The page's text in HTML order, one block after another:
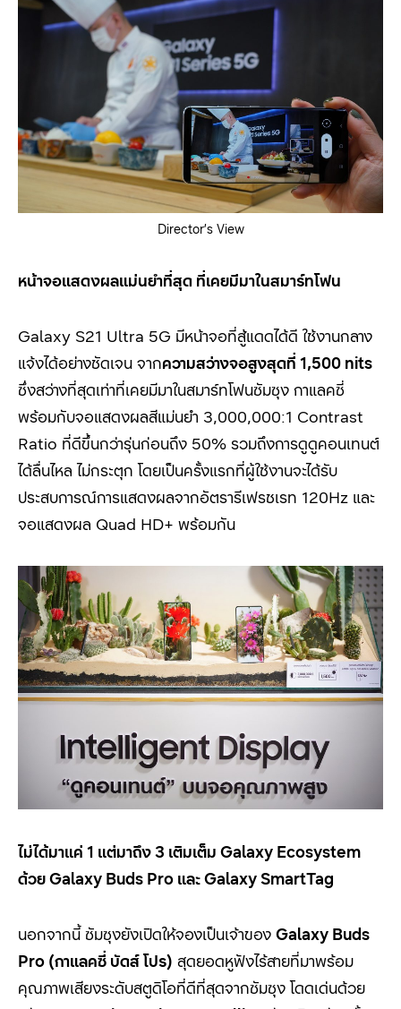
Director’s View
หน้าจอแสดงผลแม่นยำที่สุด ที่เคยมีมาในสมาร์ทโฟน
Galaxy S21 Ultra 5G มีหน้าจอที่สู้แดดได้ดี ใช้งานกลาง
แจ้งได้อย่างชัดเจน จากความสว่างจอสูงสุดที่ 1,500 nits
ซึ่งสว่างที่สุดเท่าที่เคยมีมาในสมาร์ทโฟนซัมซุง กาแลคซี่
พร้อมกับจอแสดงผลสีแม่นยำ 3,000,000:1 Contrast
Ratio ที่ดีขึ้นกว่ารุ่นก่อนถึง 50% รวมถึงการดูดูคอนเทนต์
ได้ลื่นไหล ไม่กระตุก โดยเป็นครั้งแรกที่ผู้ใช้งานจะได้รับ
ประสบการณ์การแสดงผลจากอัตรารีเฟรชเรท 120Hz และ
จอแสดงผล Quad HD+ พร้อมกัน
ไม่ได้มาแค่ 1 แต่มาถึง3 เติมเต็ม Galaxy Ecosystem
ด้วยGalaxy Buds Pro และGalaxy SmartTag
นอกจากนี้ ซัมซุงยังเปิดให้จองเป็นเจ้าของ Galaxy Buds
Pro (กาแลคซี่ บัดส์ โปร) สุดยอดหูฟังไร้สายที่มาพร้อม
คุณภาพเสียงระดับสตูดิโอที่ดีที่สุดจากซัมซุง โดดเด่นด้วย